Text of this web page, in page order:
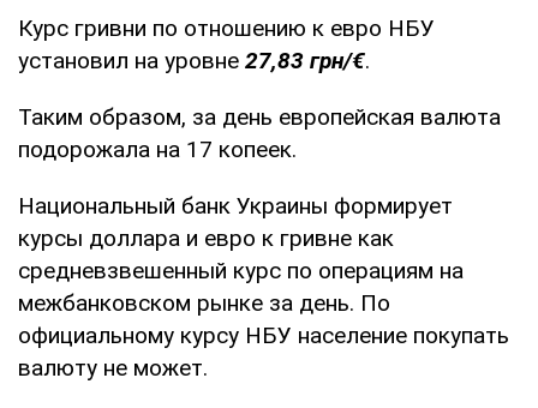
Курс гривни по отношению к евро НБУ
установил на уровне 27,83 грн/€.
Таким образом, за день европейская валюта
подорожала на 17 копеек.
Национальный банк Украины формирует
курсы доллара и евро к гривне как
средневзвешенный курс по операциям на
межбанковском рынке за день. По
официальному курсу НБУ население покупать
валюту не может.